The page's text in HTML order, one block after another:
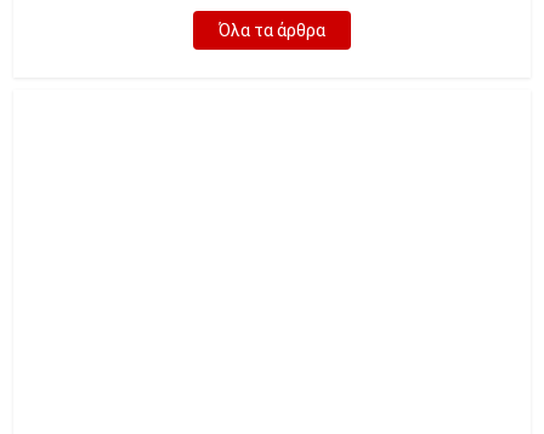
Όλα τα άρθρα